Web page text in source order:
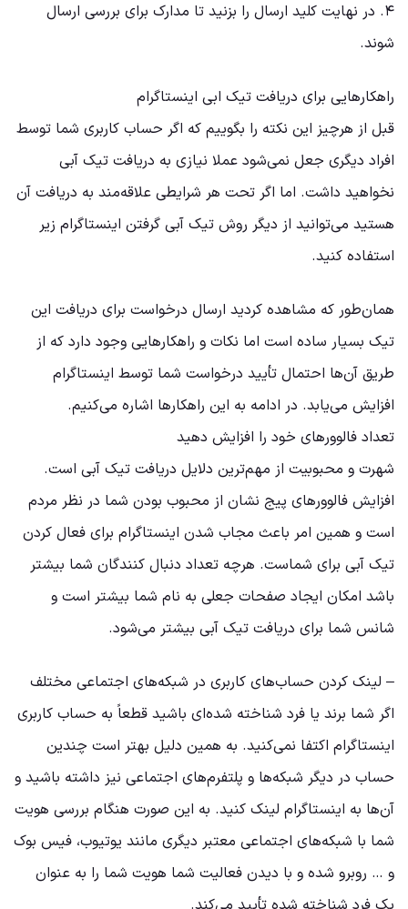
۴. در نهایت کلید ارسال را بزنید تا مدارک برای بررسی ارسال
شوند.
راهکارهایی برای دریافت تیک ابی اینستاگرام
قبل از هرچیز این نکته را بگوییم که اگر حساب کاربری شما توسط
افراد دیگری جعل نمی‌شود عملا نیازی به دریافت تیک آبی
نخواهید داشت. اما اگر تحت هر شرایطی علاقه‌مند به دریافت آن
هستید می‌توانید از دیگر روش تیک آبی گرفتن اینستاگرام زیر
استفاده کنید.
همان‌طور که مشاهده کردید ارسال درخواست برای دریافت این
تیک بسیار ساده است اما نکات و راهکارهایی وجود دارد که از
طریق آن‌ها احتمال تأیید درخواست شما توسط اینستاگرام
افزایش می‌یابد. در ادامه به این راهکارها اشاره می‌کنیم.
تعداد فالوورهای خود را افزایش دهید
شهرت و محبوبیت از مهم‌ترین دلایل دریافت تیک آبی است.
افزایش فالوورهای پیج نشان از محبوب بودن شما در نظر مردم
است و همین امر باعث مجاب شدن اینستاگرام برای فعال کردن
تیک آبی برای شماست. هرچه تعداد دنبال کنندگان شما بیشتر
باشد امکان ایجاد صفحات جعلی به نام شما بیشتر است و
شانس شما برای دریافت تیک آبی بیشتر می‌شود.
– لینک کردن حساب‌های کاربری در شبکه‌های اجتماعی مختلف
اگر شما برند یا فرد شناخته شده‌ای باشید قطعاً به حساب کاربری
اینستاگرام اکتفا نمی‌کنید. به همین دلیل بهتر است چندین
حساب در دیگر شبکه‌ها و پلتفرم‌های اجتماعی نیز داشته باشید و
آن‌ها به اینستاگرام لینک کنید. به این صورت هنگام بررسی هویت
شما با شبکه‌های اجتماعی معتبر دیگری مانند یوتیوب، فیس بوک
و … روبرو شده و با دیدن فعالیت شما هویت شما را به عنوان